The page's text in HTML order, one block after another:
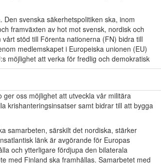
svenska säkerhetspolitiken ska, inom
framväxten av hot mot svensk, nordisk och
stöd till Förenta nationerna (FN) bidra till
medlemskapet i Europeiska unionen (EU)
möjlighet att verka för fredlig och demokratisk
oss möjlighet att utveckla vår militära
krishanteringsinsatser samt bidrar till att bygga
samarbeten, särskilt det nordiska, stärker
länk är avgörande för Europas
och ytterligare fördjupa den bilaterala
med Finland ska framhållas. Samarbetet med